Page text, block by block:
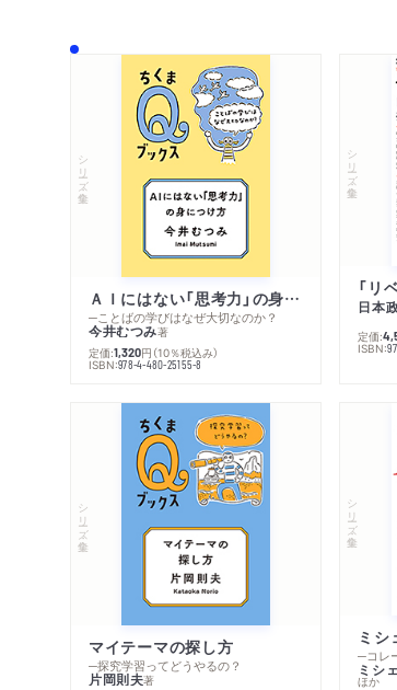
シリーズ・全集
ＡＩにはない「思考力」の身につけ方
─ことばの学びはなぜ大切なのか？
今井むつみ著
定価:1,320円 （10％税込み）
ISBN:978-4-480-25155-8
シリーズ・全集
日本
定価:
ISBN:
シリーズ・全集
マイテーマの探し方
─探究学習ってどうやるの？
片岡則夫著
シリーズ・全集
ミシ
ほか